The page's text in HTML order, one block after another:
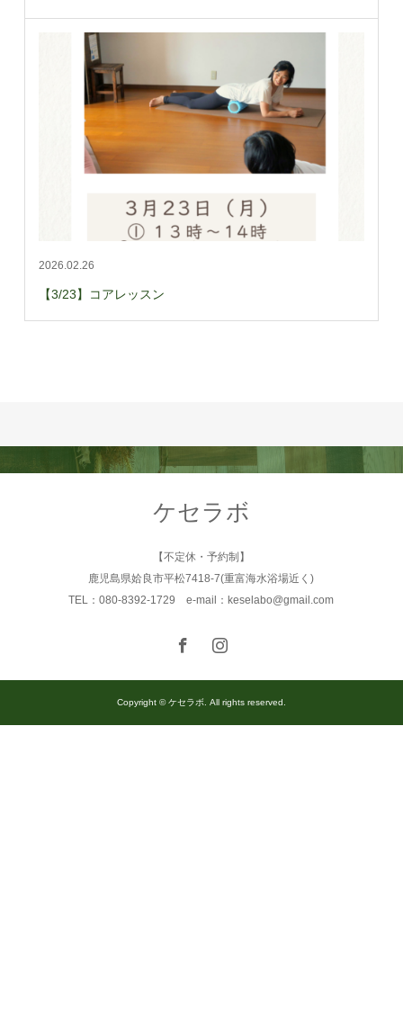
2026.02.26
【3/23】コアレッスン
ケセラボ
【不定休・予約制】
鹿児島県姶良市平松7418-7(重富海水浴場近く)
TEL：080-8392-1729 e-mail：keselabo@gmail.com
Copyright © ケセラボ. All rights reserved.